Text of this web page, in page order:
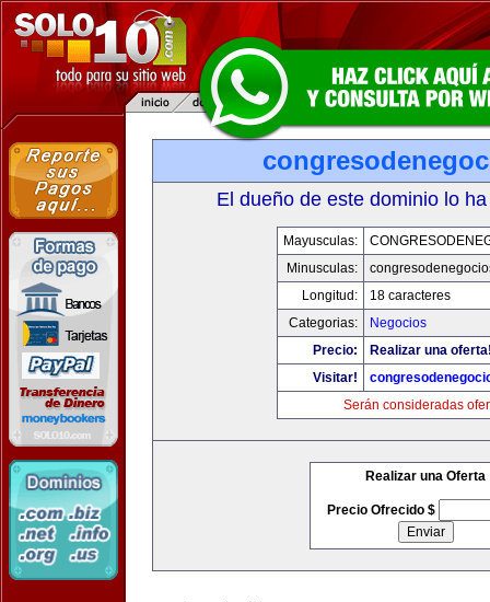
El dueño de este dominio lo
Mayusculas:
Minusculas:
Longitud:
18 caracteres
Categorias:
Negocios
Precio:
Realizar una
Visitar!
Serán consideradas
Realizar una Oferta
Precio Ofrecido $